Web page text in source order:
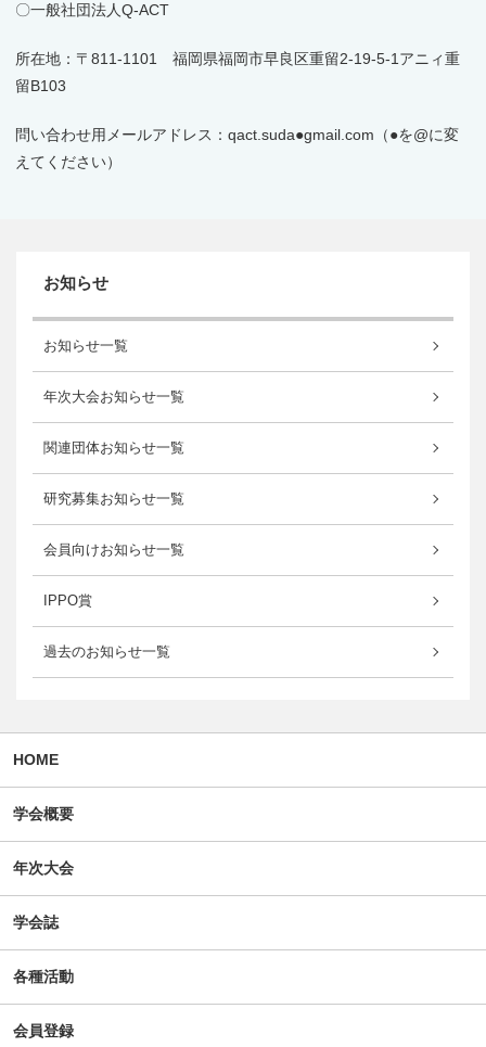
〇一般社団法人Q-ACT
所在地：〒811-1101 福岡県福岡市早良区重留2-19-5-1アニィ重
留B103
問い合わせ用メールアドレス：qact.suda●gmail.com（●を@に変
えてください）
お知らせ
お知らせ一覧
年次大会お知らせ一覧
関連団体お知らせ一覧
研究募集お知らせ一覧
会員向けお知らせ一覧
IPPO賞
過去のお知らせ一覧
HOME
学会概要
年次大会
学会誌
各種活動
会員登録